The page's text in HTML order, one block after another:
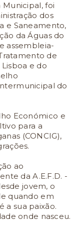
Municipal, foi
dos
e Saneamento,
da Águas do
assembleia-
de
Lisboa e do
do
Económico e
para a
(CONCIG),
ao
da A.E.F.D. -
jovem, o
quando em
a sua paixão.
onde nasceu.